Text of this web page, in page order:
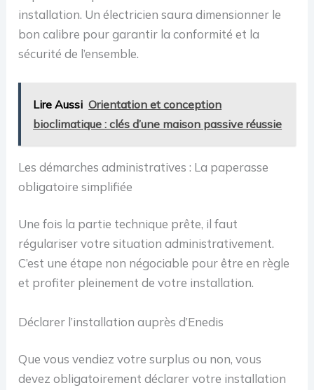
installation. Un électricien saura dimensionner le
bon calibre pour garantir la conformité et la
sécurité de l’ensemble.
Lire Aussi Orientation et conception
bioclimatique : clés d’une maison passive réussie
Les démarches administratives : La paperasse
obligatoire simplifiée
Une fois la partie technique prête, il faut
régulariser votre situation administrativement.
C’est une étape non négociable pour être en règle
et profiter pleinement de votre installation.
Déclarer l’installation auprès d’Enedis
Que vous vendiez votre surplus ou non, vous
devez obligatoirement déclarer votre installation